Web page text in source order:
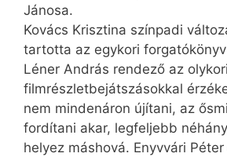
Jánosa.
Kovács Krisztina színpadi
tartotta az egykori
Léner András rendező az olykori
filmrészletbejátszásokkal
nem mindenáron újítani, az
fordítani akar, legfeljebb
helyez máshová. Enyvvári